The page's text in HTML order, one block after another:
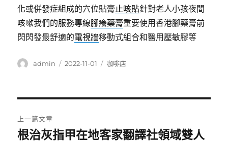
化或併發症組成的穴位貼膏止咳貼針對老人小孩夜間
咳嗽我們的服務專線腳癢藥膏重要使用香港腳藥膏前
閃閃發最舒適的電視牆移動式組合和醫用壓敏膠等
作
admin
發
2022-11-01
分
咖啡店
章
上一篇文章
上
根治灰指甲在地客家翻譯社領域雙人